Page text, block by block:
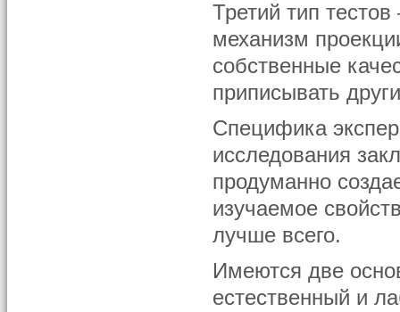
Третий тип
механизм
собственные
приписывать
Специфика
исследования
продуманно
изучаемое
лучше всего.
Имеются две
естественный и